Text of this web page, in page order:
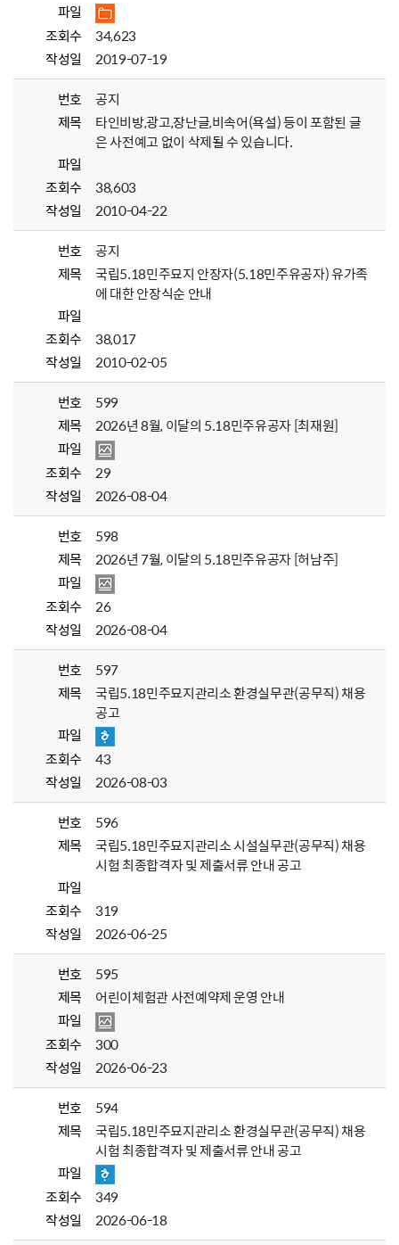
파일
조회수
34,623
작성일
2019-07-19
번호
공지
제목
타인비방,광고,장난글,비속어(욕설) 등이 포함된 글
은 사전예고 없이 삭제될 수 있습니다.
파일
조회수
38,603
작성일
2010-04-22
번호
공지
제목
국립5.18민주묘지 안장자(5.18민주유공자) 유가족
에 대한 안장식순 안내
파일
조회수
38,017
작성일
2010-02-05
번호
599
제목
2026년 8월, 이달의 5.18민주유공자 [최재원]
파일
조회수
29
작성일
2026-08-04
번호
598
제목
2026년 7월, 이달의 5.18민주유공자 [허남주]
파일
조회수
26
작성일
2026-08-04
번호
597
제목
국립5.18민주묘지관리소 환경실무관(공무직) 채용
공고
파일
조회수
43
작성일
2026-08-03
번호
596
제목
국립5.18민주묘지관리소 시설실무관(공무직) 채용
시험 최종합격자 및 제출서류 안내 공고
파일
조회수
319
작성일
2026-06-25
번호
595
제목
어린이체험관 사전예약제 운영 안내
파일
조회수
300
작성일
2026-06-23
번호
594
제목
국립5.18민주묘지관리소 환경실무관(공무직) 채용
시험 최종합격자 및 제출서류 안내 공고
파일
조회수
349
작성일
2026-06-18